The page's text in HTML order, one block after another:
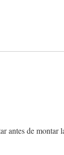
antes de montar